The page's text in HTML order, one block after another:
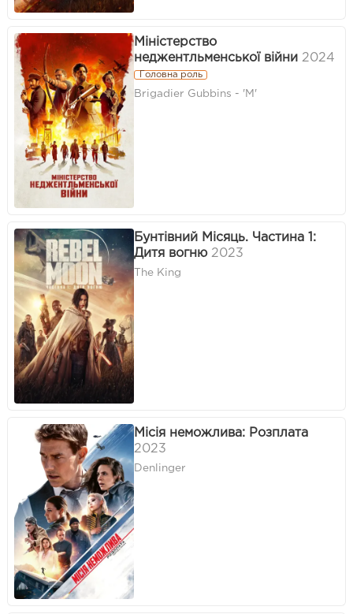
Міністерство
неджентльменської війни 2024
Головна роль
Brigadier Gubbins - 'M'
Бунтівний Місяць. Частина 1:
Дитя вогню 2023
The King
Місія неможлива: Розплата
2023
Denlinger